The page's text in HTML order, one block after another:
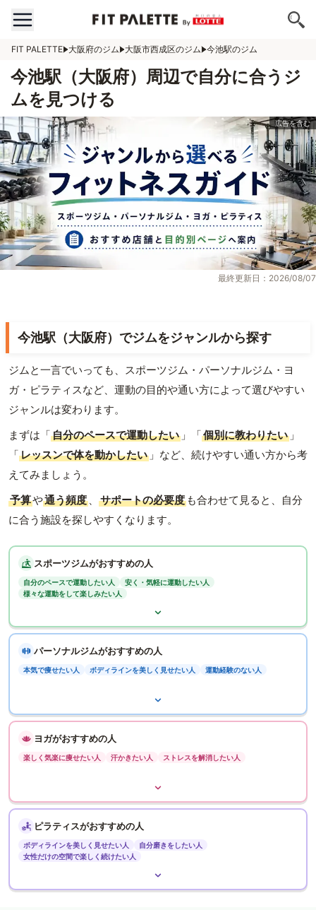
FIT PALETTE 大阪府のジム 大阪市西成区のジム 今池駅のジム
今池駅（大阪府）周辺で自分に合うジ
ムを見つける
最終更新日：2026/08/07
今池駅（大阪府）でジムをジャンルから探す
ジムと一言でいっても、スポーツジム・パーソナルジム・ヨ
ガ・ピラティスなど、運動の目的や通い方によって選びやすい
ジャンルは変わります。
まずは「自分のペースで運動したい 」「個別に教わりたい 」
「レッスンで体を動かしたい 」など、続けやすい通い方から考
えてみましょう。
予算や通う頻度 、 サポートの必要度 も合わせて見ると、自分
に合う施設を探しやすくなります。
スポーツジムがおすすめの人
自分のペースで運動したい人
安く・気軽に運動したい人
様々な運動をして楽しみたい人
パーソナルジムがおすすめの人
本気で痩せたい人 ボディラインを美しく見せたい人 運動経験のない人
ヨガがおすすめの人
楽しく気楽に痩せたい人 汗かきたい人 ストレスを解消したい人
ピラティスがおすすめの人
ボディラインを美しく見せたい人
自分磨きをしたい人
女性だけの空間で楽しく続けたい人